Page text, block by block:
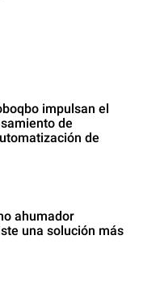
impulsan el
de
de
ahumador
una solución más